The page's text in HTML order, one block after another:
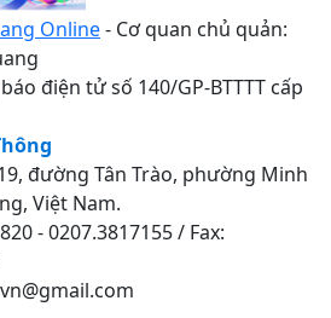
Online- Cơ quan chủ quản:
điện tử số 140/GP-BTTTT cấp
đường Tân Trào, phường Minh
Việt Nam.
- 0207.3817155 / Fax: